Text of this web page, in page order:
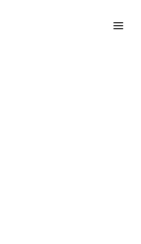
2025: è online la